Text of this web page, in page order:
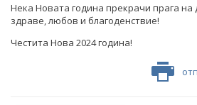
Нека Новата година прекрачи прага на
здраве, любов и благоденствие!
Честита Нова 2024 година!